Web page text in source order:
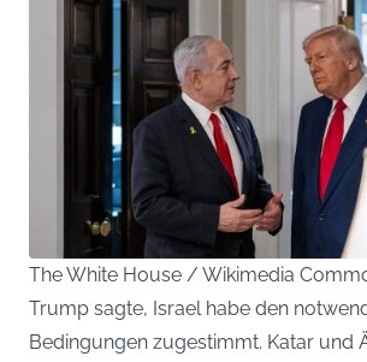
The White House / Wikimedia
Trump sagte, Israel habe den
Bedingungen zugestimmt. Katar und